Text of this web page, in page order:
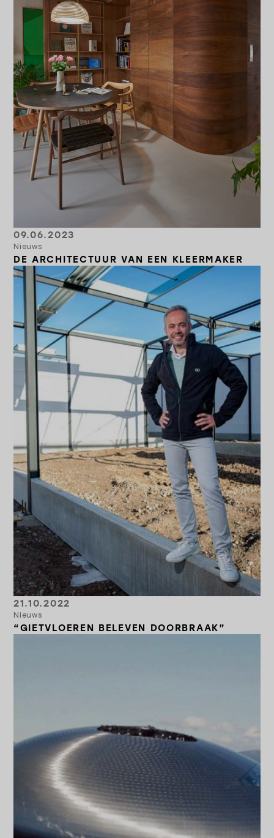
DE ARCHITECTUUR VAN EEN KLEERMAKER
09.06.2023
Nieuws
“GIETVLOEREN BELEVEN DOORBRAAK”
21.10.2022
Nieuws